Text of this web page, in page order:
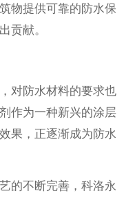
物提供可靠的防水保
贡献。
对防水材料的要求也
作为一种新兴的涂层
果，正逐渐成为防水
的不断完善，科洛永